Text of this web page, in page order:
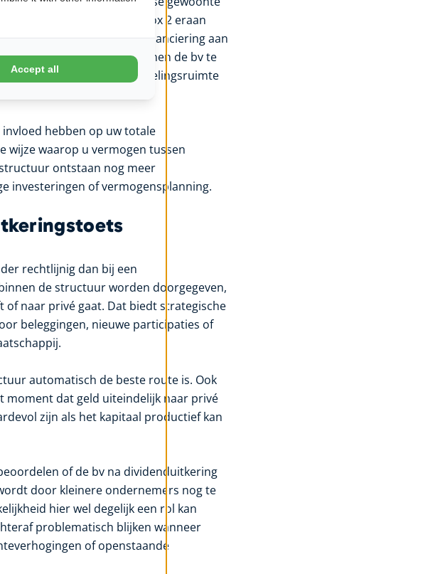
een tariefsverhoging in box 2 eraan
op het punt staat om financiering aan
zijn om reserves juist binnen de bv te
koste gaat van onderhandelingsruimte
hebben op uw totale
wijze waarop u vermogen tussen
ontstaan nog meer
investeringen of vermogensplanning.
rechtlijnig dan bij een
de structuur worden doorgegeven,
naar privé gaat. Dat biedt strategische
beleggingen, nieuwe participaties of
automatisch de beste route is. Ook
moment dat geld uiteindelijk naar privé
zijn als het kapitaal productief kan
of de bv na dividenduitkering
door kleinere ondernemers nog te
hier wel degelijk een rol kan
problematisch blijken wanneer
of openstaande
Accept all